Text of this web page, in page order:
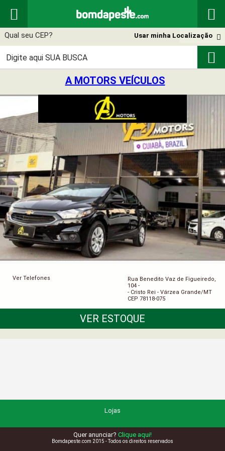
 

Usar minha Localização

A MOTORS VEÍCULOS
Ver Telefones
Rua Benedito Vaz de Figueiredo,
104 -
- Cristo Rei - Várzea Grande/MT
CEP 78118-075
VER ESTOQUE
Lojas
Quer anunciar? Clique aqui!
Bomdapeste.com 2015 - Todos os direitos reservados